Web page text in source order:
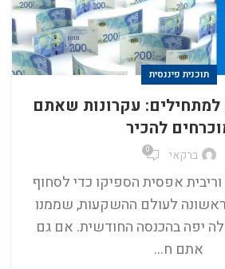
תוכנית פיננסית
למתחילים: עקרונות שאתם
להכיר
ברקאי 0
אפסית הספיקו כדי לסחוף
לעולם ההשקעות, שממנו
יפה בהכנסה החודשית. אם גם
אתם ח...